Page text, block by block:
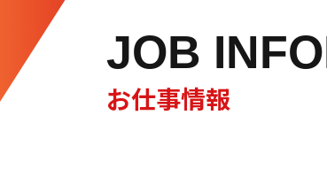
JOB
お仕事情報